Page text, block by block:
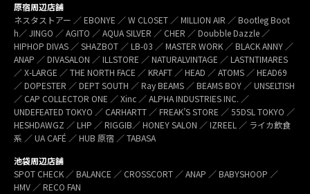
原宿周辺店舗
ネスタストアー ／ EBONYE ／ W CLOSET ／ MILLION AIR ／ Bootleg Boot
h／ JINGO ／ AGITO ／ AQUA SILVER ／ CHER ／ Doubble Dazzle ／
HIPHOP DIVAS ／ SHAZBOT ／ LB-03 ／ MASTER WORK ／ BLACK ANNY ／
ANAP ／ DIVASALON ／ ILLSTORE ／ NATURALVINTAGE ／ LASTNTIMARES
／ X-LARGE ／ THE NORTH FACE ／ KRAFT ／ HEAD ／ ATOMS ／ HEAD69
／ DOPESTER ／ DEPT SOUTH ／ Ray BEAMS ／ BEAMS BOY ／ UNSELTISH
／ CAP COLLECTOR ONE ／ Xinc ／ ALPHA INDUSTRIES INC. ／
UNDEFEATED TOKYO ／ CARHARTT ／ FREAK’S STORE ／ 55DSL TOKYO ／
HESHDAWGZ ／ LHP ／ RIGGIB／ HONEY SALON ／ IZREEL ／ ライカ飲食
系 ／ UA CAFÉ ／ HUB 原宿 ／ TABASA
池袋周辺店舗
SPOT CHECK ／ BALANCE ／ CROSSCORT ／ ANAP ／ BABYSHOOP ／
HMV ／ RECO FAN